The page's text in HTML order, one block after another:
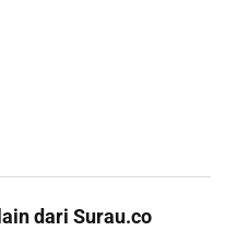
dari Surau.co